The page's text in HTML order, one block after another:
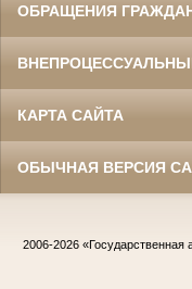
ОБРАЩЕНИЯ
КАРТА САЙТА
ОБЫЧНАЯ ВЕРСИЯ
2006-2026 «Государственная